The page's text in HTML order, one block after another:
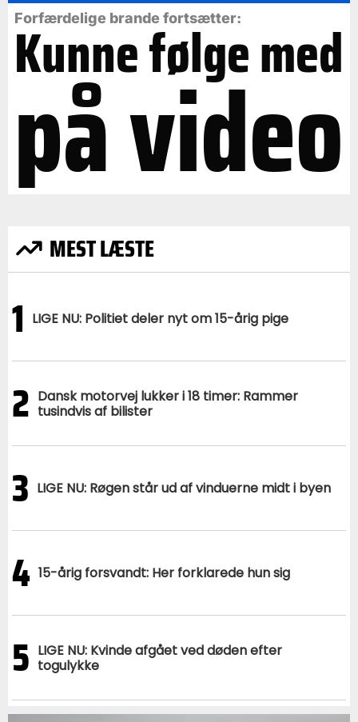
Forfærdelige brande fortsætter:
Kunne følge med
på video
MEST LÆSTE
1 LIGE NU: Politiet deler nyt om 15-årig pige
2 Dansk motorvej lukker i 18 timer: Rammer
tusindvis af bilister
3 LIGE NU: Røgen står ud af vinduerne midt i byen
4 15-årig forsvandt: Her forklarede hun sig
5 LIGE NU: Kvinde afgået ved døden efter
togulykke